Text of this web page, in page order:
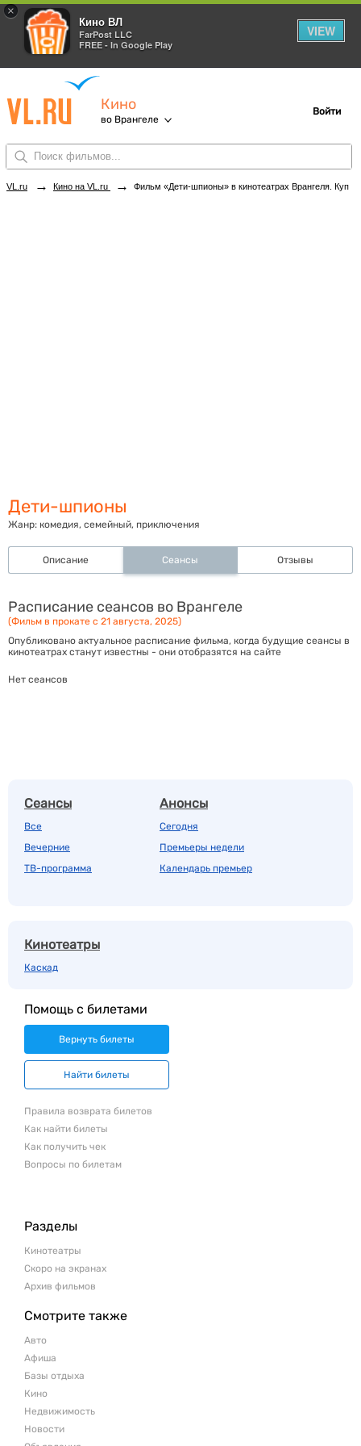
×
Кино ВЛ
FarPost LLC
FREE - In Google Play
VIEW
Кино
во Врангеле
Войти
VL.ru → Кино на VL.ru → Фильм «Дети-шпионы» в кинотеатрах Врангеля. Купить билеты!
Дети-шпионы
Жанр: комедия, семейный, приключения
Описание Сеансы Отзывы
Расписание сеансов во Врангеле
(Фильм в прокате с 21 августа, 2025)
Опубликовано актуальное расписание фильма, когда будущие сеансы в
кинотеатрах станут известны - они отобразятся на сайте
Нет сеансов
Сеансы
Все
Вечерние
ТВ-программа
Анонсы
Сегодня
Премьеры недели
Календарь премьер
Кинотеатры
Каскад
Помощь с билетами
Вернуть билеты
Найти билеты
Правила возврата билетов
Как найти билеты
Как получить чек
Вопросы по билетам
Разделы
Кинотеатры
Скоро на экранах
Архив фильмов
Смотрите также
Авто
Афиша
Базы отдыха
Кино
Недвижимость
Новости